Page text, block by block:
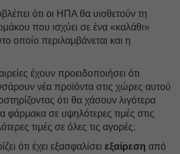
ότι οι ΗΠΑ θα υιοθετούν τη
που ισχύει σε ένα «καλάθι»
οποίο περιλαμβάνεται και η
έχουν προειδοποιήσει ότι
νέα προϊόντα στις χώρες αυτού
ότι θα χάσουν λιγότερα
φάρμακα σε υψηλότερες τιμές στις
τιμές σε όλες τις αγορές.
ότι έχει εξασφαλίσει εξαίρεση από